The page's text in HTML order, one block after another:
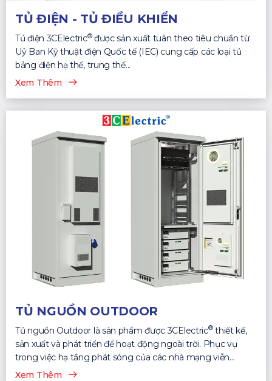
TỦ ĐIỆN - TỦ ĐIỀU KHIỂN
Tủ điện 3CElectric®được sản xuất tuân theo tiêu chuẩn từ
Uỷ Ban Kỹ thuật điện Quốc tế (IEC) cung cấp các loại tủ
bảng điện hạ thế, trung thế...
Xem Thêm
TỦ NGUỒN OUTDOOR
Tủ nguồn Outdoor là sản phẩm được 3CElectric®thiết kế,
sản xuất và phát triển để hoạt động ngoài trời. Phục vụ
trong việc hạ tầng phát sóng của các nhà mạng viễn
thông...
Xem Thêm